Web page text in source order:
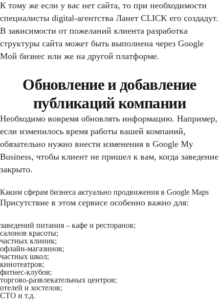
К тому же если у вас нет сайта, то при необходимости
специалисты digital-агентства Ланет CLICK его создадут.
В зависимости от пожеланий клиента разработка
структуры сайта может быть выполнена через Google
Мой бизнес или же на другой платформе.
Обновление и добавление
публикаций компании
Необходимо вовремя обновлять информацию. Например,
если изменилось время работы вашей компаний,
обязательно нужно внести изменения в Google My
Business, чтобы клиент не пришел к вам, когда заведение
закрыто.
Каким сферам бизнеса актуально продвижения в Google Maps
Присутствие в этом сервисе особенно важно для:
заведений питания – кафе и ресторанов;
салонов красоты;
частных клиник;
офлайн-магазинов;
частных школ;
кинотеатров;
фитнес-клубов;
торгово-развлекательных центров;
отелей и хостелов;
СТО и т.д.